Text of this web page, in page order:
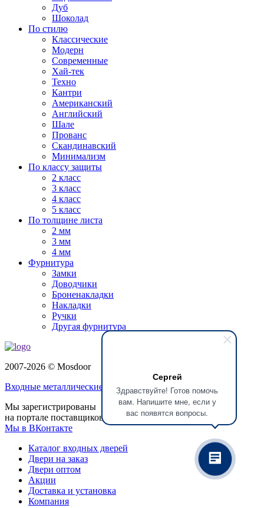
Сергей
Здравствуйте! Готов помочь
вам. Напишите мне, если у
вас появятся вопросы.
Дуб
Шоколад
По стилю
Классические
Модерн
Современные
Хай-тек
Техно
Кантри
Американский
Английский
Шале
Прованс
Скандинавский
Минимализм
По классу защиты
2 класс
3 класс
4 класс
5 класс
По толщине листа
2 мм
3 мм
4 мм
Фурнитура
Замки
Доводчики
Броненакладки
Накладки
Ручки
Другая фурнитура
2007-2026 © Mosdoor
Входные металлические двери
в Домодедово
Мы зарегистрированы
на портале поставщиков
Мы в ВКонтакте
Каталог входных дверей
Двери на заказ
Двери оптом
Акции
Доставка и установка
Компания